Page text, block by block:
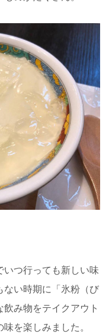
つ行っても新しい味
ない時期に「氷粉（び
み物をテイクアウト
を楽しみました。